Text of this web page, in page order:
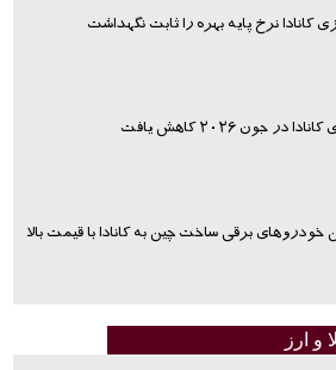
کانادا نرخ پایه بهره را ثابت نگهداشت
در جون ۲۰۲۶ کاهش یافت
خودروهای برقی ساخت چین به کانادا با قیمت بالا
و ارز